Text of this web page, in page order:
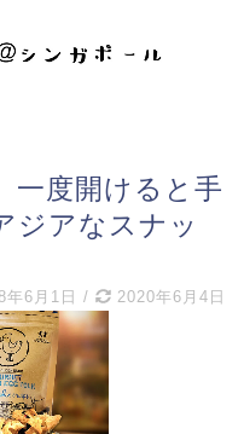
一度開けると手
ジアなスナッ
年6月1日 / 2020年6月4日